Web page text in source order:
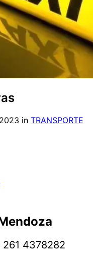
in TRANSPORTE
261 4378282